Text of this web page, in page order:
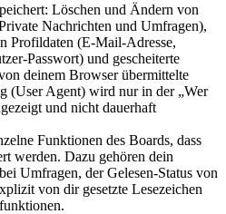
Löschen und Ändern von
Nachrichten und Umfragen),
Profildaten (E-Mail-Adresse,
Passwort) und gescheiterte
deinem Browser übermittelte
(User Agent) wird nur in der „Wer
und nicht dauerhaft
Funktionen des Boards, dass
werden. Dazu gehören dein
Umfragen, der Gelesen-Status von
von dir gesetzte Lesezeichen